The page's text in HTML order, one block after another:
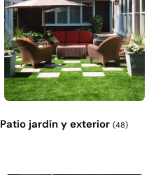
Patio jardín y exterior (48)